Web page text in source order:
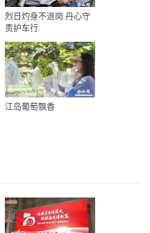
烈日灼身不退岗 丹心守
责护车行
江岛葡萄飘香